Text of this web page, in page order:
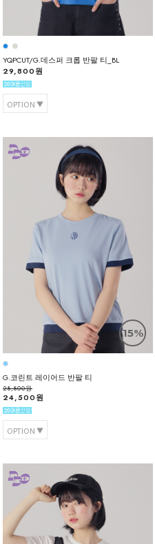
YQPCUT/G.데스퍼 크롭 반팔 티_BL
29,800원
OPTION
15%
G.코린트 레이어드 반팔 티
28,800원
24,500원
OPTION